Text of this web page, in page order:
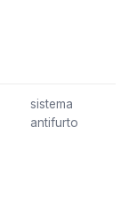
sistema
antifurto